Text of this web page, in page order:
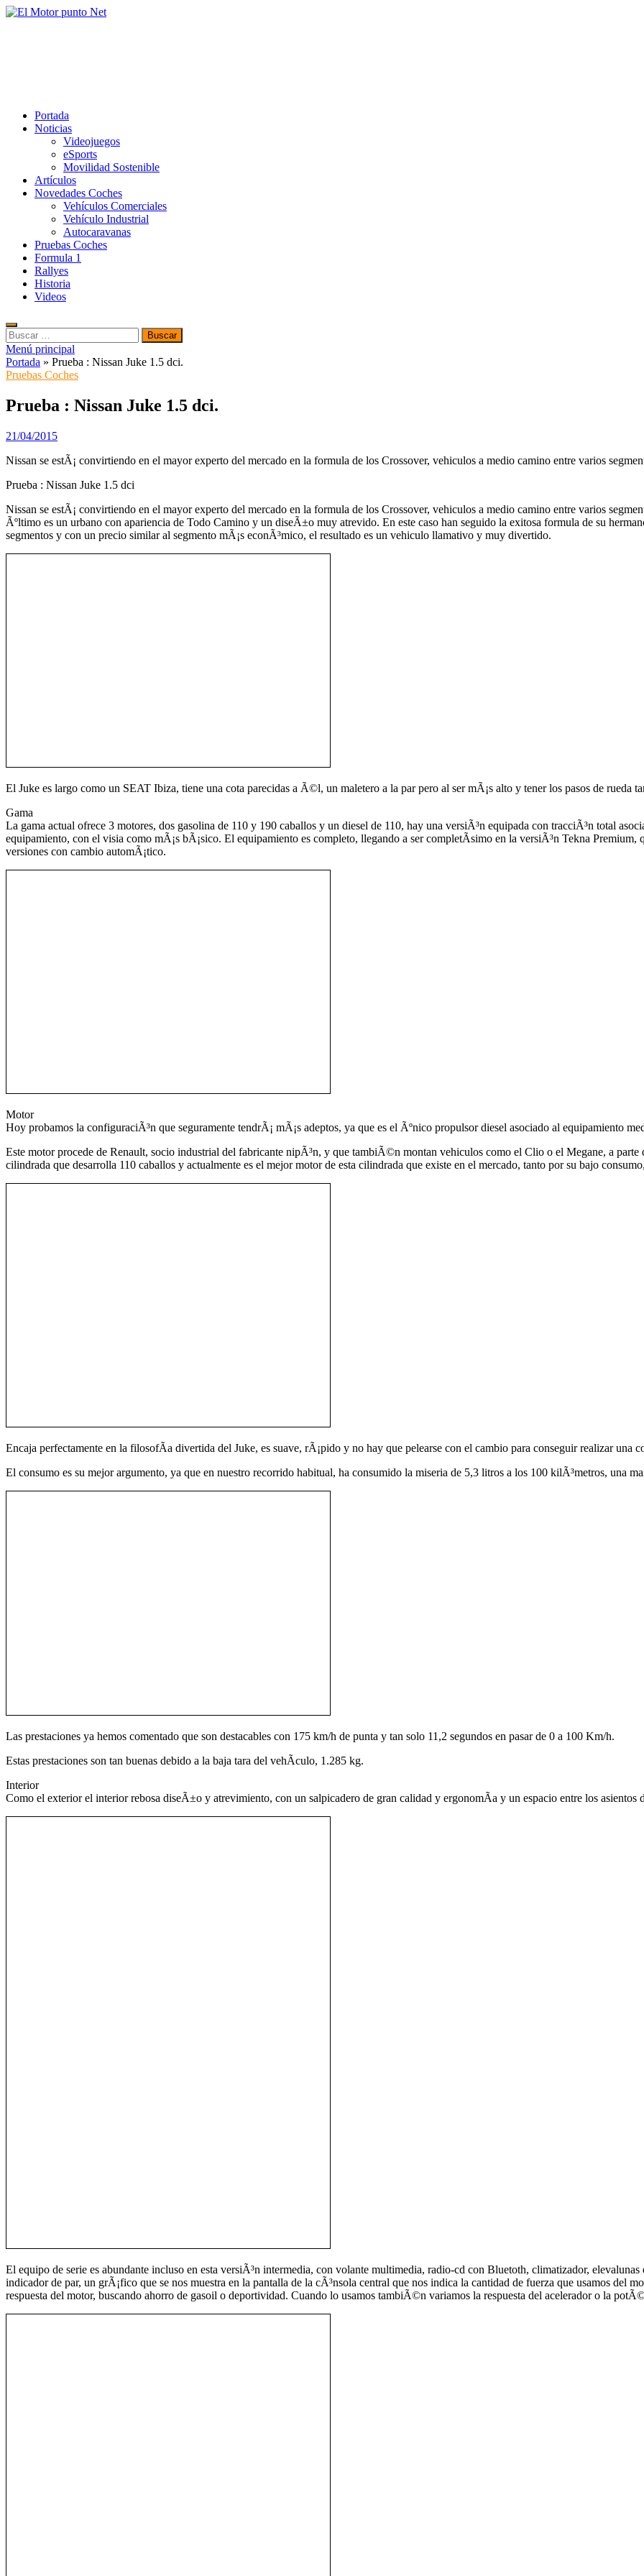
Saltar
Portada
Noticias
Videojuegos
eSports
Movilidad Sostenible
Artículos
Novedades Coches
Vehículos Comerciales
Vehículo Industrial
Autocaravanas
Pruebas Coches
Formula 1
Rallyes
Historia
Videos
Buscar:
Menú principal
Portada » Prueba : Nissan Juke 1.5 dci.
Pruebas Coches
Prueba : Nissan Juke 1.5 dci.
21/04/2015
Nissan se estÃ¡ convirtiendo en el mayor experto del mercado en la formula de los Crossover, vehiculos a medio camino entre varios
Prueba : Nissan Juke 1.5 dci
Nissan se estÃ¡ convirtiendo en el mayor experto del mercado en la formula de los Crossover, vehiculos a medio camino entre varios
Ãºltimo es un urbano con apariencia de Todo Camino y un diseÃ±o muy atrevido. En este caso han seguido la exitosa formula de su
segmentos y con un precio similar al segmento mÃ¡s econÃ³mico, el resultado es un vehiculo llamativo y muy divertido.
El Juke es largo como un SEAT Ibiza, tiene una cota parecidas a Ã©l, un maletero a la par pero al ser mÃ¡s alto y tener los pasos de rueda
Gama
La gama actual ofrece 3 motores, dos gasolina de 110 y 190 caballos y un diesel de 110, hay una versiÃ³n equipada con tracciÃ³n total
equipamiento, con el visia como mÃ¡s bÃ¡sico. El equipamiento es completo, llegando a ser completÃ­simo en la versiÃ³n Tekna
versiones con cambio automÃ¡tico.
Motor
Hoy probamos la configuraciÃ³n que seguramente tendrÃ¡ mÃ¡s adeptos, ya que es el Ãºnico propulsor diesel asociado al equipamiento
Este motor procede de Renault, socio industrial del fabricante nipÃ³n, y que tambiÃ©n montan vehiculos como el Clio o el Megane, a
cilindrada que desarrolla 110 caballos y actualmente es el mejor motor de esta cilindrada que existe en el mercado, tanto por su bajo
Encaja perfectamente en la filosofÃ­a divertida del Juke, es suave, rÃ¡pido y no hay que pelearse con el cambio para conseguir realizar una
El consumo es su mejor argumento, ya que en nuestro recorrido habitual, ha consumido la miseria de 5,3 litros a los 100 kilÃ³metros, una
Las prestaciones ya hemos comentado que son destacables con 175 km/h de punta y tan solo 11,2 segundos en pasar de 0 a 100 Km/h.
Estas prestaciones son tan buenas debido a la baja tara del vehÃ­culo, 1.285 kg.
Interior
Como el exterior el interior rebosa diseÃ±o y atrevimiento, con un salpicadero de gran calidad y ergonomÃ­a y un espacio entre los asientos
El equipo de serie es abundante incluso en esta versiÃ³n intermedia, con volante multimedia, radio-cd con Bluetoth, climatizador,
indicador de par, un grÃ¡fico que se nos muestra en la pantalla de la cÃ³nsola central que nos indica la cantidad de fuerza que usamos del
respuesta del motor, buscando ahorro de gasoil o deportividad. Cuando lo usamos tambiÃ©n variamos la respuesta del acelerador o la